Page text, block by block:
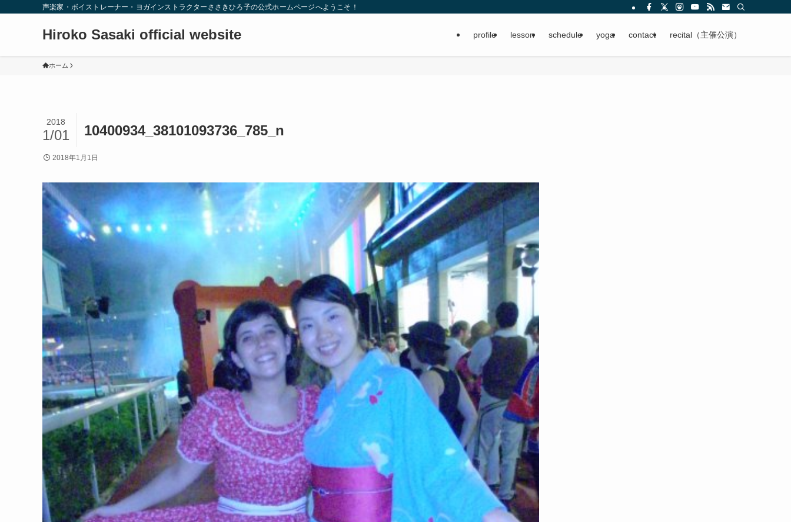
声楽家・ボイストレーナー・ヨガインストラクターささきひろ子の公式ホームページへようこそ！
Hiroko Sasaki official website profile lesson schedule yoga contact recital（主催公演）
ホーム
10400934_38101093736_785_n
2018
1/01
2018年1月1日